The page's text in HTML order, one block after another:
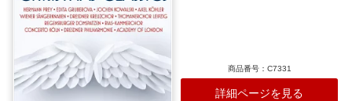
ラッソ（ラッスス）
レリティエ
商品番号：C7331
詳細ページを見る